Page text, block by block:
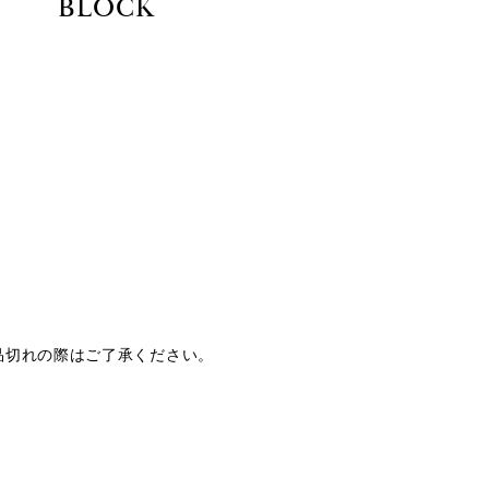
BLOCK
れの際はご了承ください。